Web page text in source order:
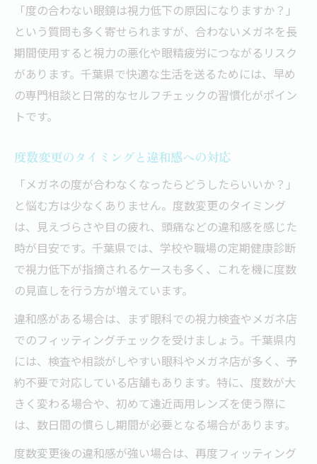
「度の合わない眼鏡は視力低下の原因になりますか？」
という質問も多く寄せられますが、合わないメガネを長
期間使用すると視力の悪化や眼精疲労につながるリスク
があります。千葉県で快適な生活を送るためには、早め
の専門相談と日常的なセルフチェックの習慣化がポイン
トです。
度数変更のタイミングと違和感への対応
「メガネの度が合わなくなったらどうしたらいいか？」
と悩む方は少なくありません。度数変更のタイミング
は、見えづらさや目の疲れ、頭痛などの違和感を感じた
時が目安です。千葉県では、学校や職場の定期健康診断
で視力低下が指摘されるケースも多く、これを機に度数
の見直しを行う方が増えています。
違和感がある場合は、まず眼科での視力検査やメガネ店
でのフィッティングチェックを受けましょう。千葉県内
には、検査や相談がしやすい眼科やメガネ店が多く、予
約不要で対応している店舗もあります。特に、度数が大
きく変わる場合や、初めて遠近両用レンズを使う際に
は、数日間の慣らし期間が必要となる場合があります。
度数変更後の違和感が強い場合は、再度フィッティング